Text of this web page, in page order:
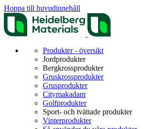
Hoppa till huvudinnehåll
Produkter - översikt
Jordprodukter
Bergkrossprodukter
Gruskrossprodukter
Grusprodukter
Citymakadam
Golfprodukter
Sport- och tvättade produkter
Vinterprodukter